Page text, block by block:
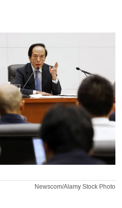
Newscom/Alamy Stock Photo